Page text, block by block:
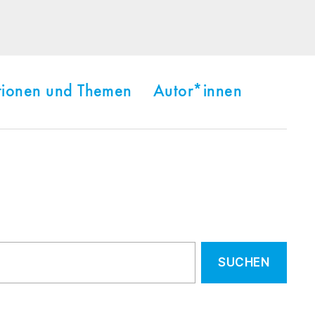
und Themen Autor*innen